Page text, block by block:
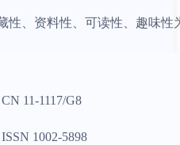
、资料性、可读性、趣味
CN 11-1117/G8
ISSN 1002-5898